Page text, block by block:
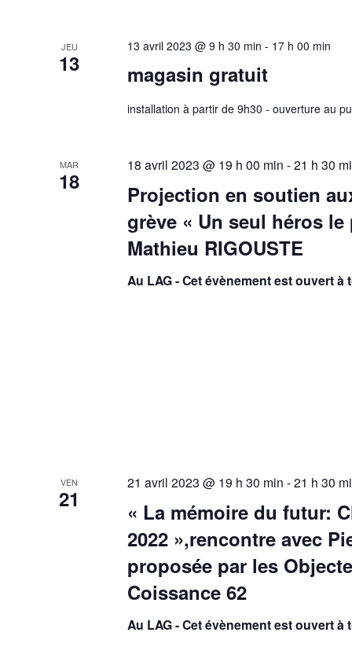
JEU
13 magasin gratuit
13 avril 2023 @ 9 h 30 min - 17 h 00 min
installation à partir de 9h30 - ouverture au
MAR
18
Projection en soutien
grève « Un seul héros le
Mathieu RIGOUSTE
18 avril 2023 @ 19 h 00 min -21 h 30
Au LAG - Cet évènement est ouvert à
VEN
21
« La mémoire du futur:
2022 »,rencontre avec
proposée par les
Coissance 62
21 avril 2023 @ 19 h 30 min -21 h 30
Au LAG - Cet évènement est ouvert à